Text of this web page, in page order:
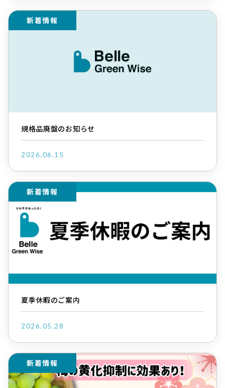
新着情報
規格品廃盤のお知らせ
2026.06.15
新着情報
夏季休暇のご案内
2026.05.28
新着情報